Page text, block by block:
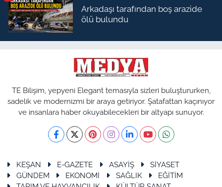
Arkadaşı tarafından boş arazide
ölü bulundu
TE Bilişim, yepyeni Elegant temasıyla sizleri buluştururken,
sadelik ve modernizmi bir araya getiriyor. Şatafattan kaçınıyor
ve insanlara haber okuyabilecekleri bir altyapı sunuyor.
KEŞAN E-GAZETE ASAYİŞ
SİYASET
GÜNDEM
EKONOMİ SAĞLIK
EĞİTİM